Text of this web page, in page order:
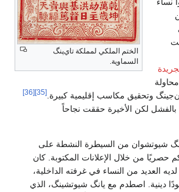
الختم الملكي لمملكة تاي‌پنگ
السماوية.
وتحقيق مكاسب إقليمية كبيرة. [35]
[36]
بالفشل لكن الأخيرة حققت نجاحاً
هونگ شيوتشوان من السيطرة النشطة على
حصريًا من خلال الإعلانات المكتوبة. كان
العديد من النساء في غرفته الداخلية،
دينية. اصطدم مع يانگ شيوتشينگ، الذي